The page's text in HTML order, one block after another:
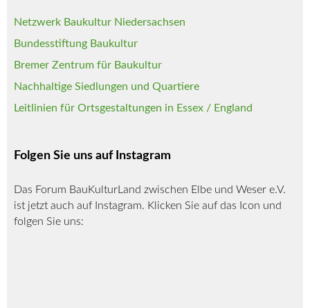
Netzwerk Baukultur Niedersachsen
Bundesstiftung Baukultur
Bremer Zentrum für Baukultur
Nachhaltige Siedlungen und Quartiere
Leitlinien für Ortsgestaltungen in Essex / England
Folgen Sie uns auf Instagram
Das Forum BauKulturLand zwischen Elbe und Weser e.V.
ist jetzt auch auf Instagram. Klicken Sie auf das Icon und
folgen Sie uns: